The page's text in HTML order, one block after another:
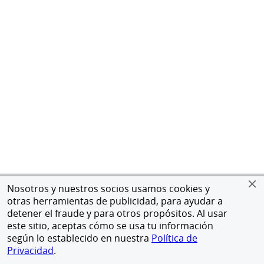
Nosotros y nuestros socios usamos cookies y
otras herramientas de publicidad, para ayudar a
detener el fraude y para otros propósitos. Al usar
este sitio, aceptas cómo se usa tu información
según lo establecido en nuestra Política de
Privacidad.